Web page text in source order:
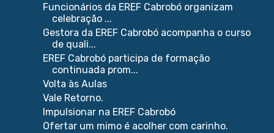
Funcionários da EREF Cabrobó organizam
celebração ...
Gestora da EREF Cabrobó acompanha o curso
de quali...
EREF Cabrobó participa de formação
continuada prom...
Volta às Aulas
Vale Retorno.
Impulsionar na EREF Cabrobó
Ofertar um mimo é acolher com carinho.